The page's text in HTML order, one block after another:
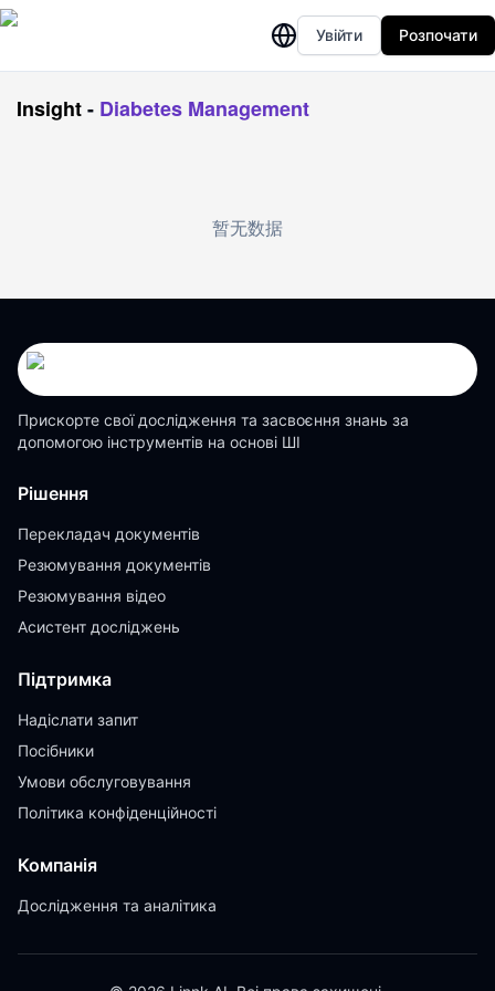
Увійти Розпочати
Insight- Diabetes Management
暂无数据
Прискорте свої дослідження та засвоєння знань за
допомогою інструментів на основі ШІ
Рішення
Перекладач документів
Резюмування документів
Резюмування відео
Асистент досліджень
Підтримка
Надіслати запит
Посібники
Умови обслуговування
Політика конфіденційності
Компанія
Дослідження та аналітика